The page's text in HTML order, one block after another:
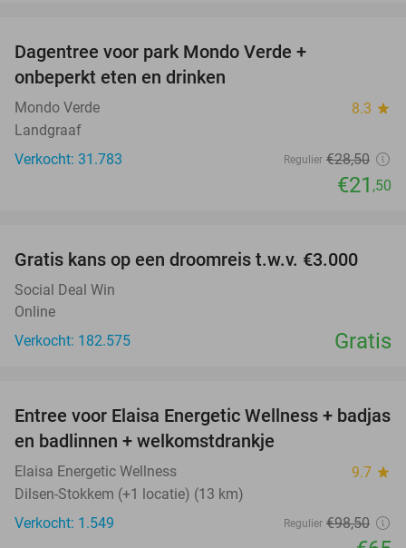
Dagentree voor park Mondo Verde +
onbeperkt eten en drinken
Mondo Verde 8.3 star
Landgraaf
Verkocht: 31.783
Regulier €28,50
€21 ,50
Gratis kans op een droomreis t.w.v. €3.000
Social Deal Win
Online
Verkocht: 182.575
Gratis
34%
Entree voor Elaisa Energetic Wellness + badjas
en badlinnen + welkomstdrankje
Elaisa Energetic Wellness 9.7 star
Dilsen-Stokkem (+1 locatie) (13 km)
Verkocht: 1.549
Regulier €98,50